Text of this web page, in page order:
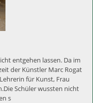
entgehen lassen. Da im
der Künstler Marc Rogat
für Kunst, Frau
Schüler wussten nicht
s